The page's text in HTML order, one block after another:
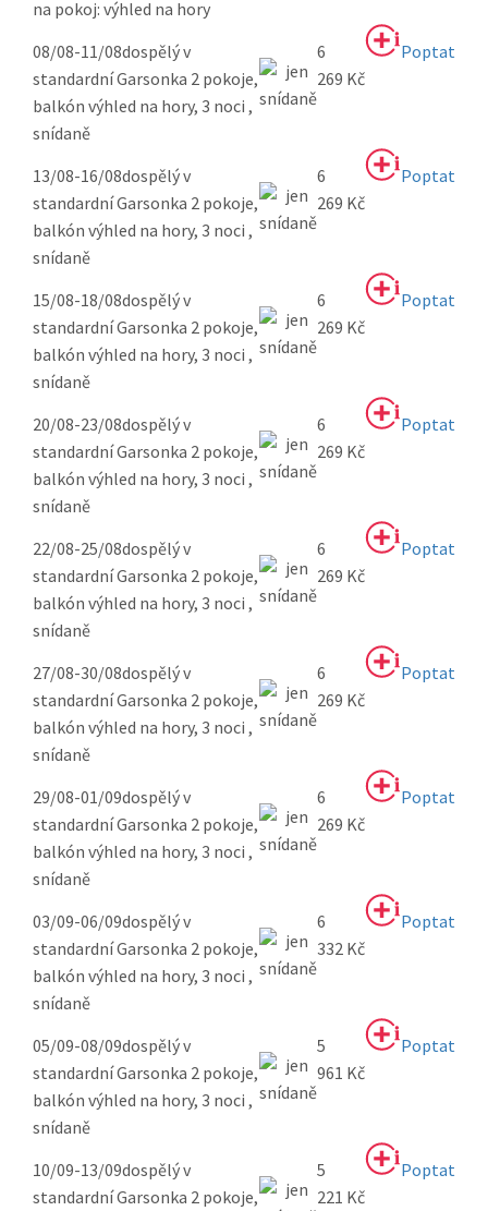
na pokoj: výhled na hory
08/08-11/08dospělý v
standardní Garsonka 2 pokoje,
balkón výhled na hory, 3 noci ,
snídaně
6
269 Kč
Poptat
13/08-16/08dospělý v
standardní Garsonka 2 pokoje,
balkón výhled na hory, 3 noci ,
snídaně
6
269 Kč
Poptat
15/08-18/08dospělý v
standardní Garsonka 2 pokoje,
balkón výhled na hory, 3 noci ,
snídaně
6
269 Kč
Poptat
20/08-23/08dospělý v
standardní Garsonka 2 pokoje,
balkón výhled na hory, 3 noci ,
snídaně
6
269 Kč
Poptat
22/08-25/08dospělý v
standardní Garsonka 2 pokoje,
balkón výhled na hory, 3 noci ,
snídaně
6
269 Kč
Poptat
27/08-30/08dospělý v
standardní Garsonka 2 pokoje,
balkón výhled na hory, 3 noci ,
snídaně
6
269 Kč
Poptat
29/08-01/09dospělý v
standardní Garsonka 2 pokoje,
balkón výhled na hory, 3 noci ,
snídaně
6
269 Kč
Poptat
03/09-06/09dospělý v
standardní Garsonka 2 pokoje,
balkón výhled na hory, 3 noci ,
snídaně
6
332 Kč
Poptat
05/09-08/09dospělý v
standardní Garsonka 2 pokoje,
balkón výhled na hory, 3 noci ,
snídaně
5
961 Kč
Poptat
10/09-13/09dospělý v
standardní Garsonka 2 pokoje,
5
221 Kč
Poptat